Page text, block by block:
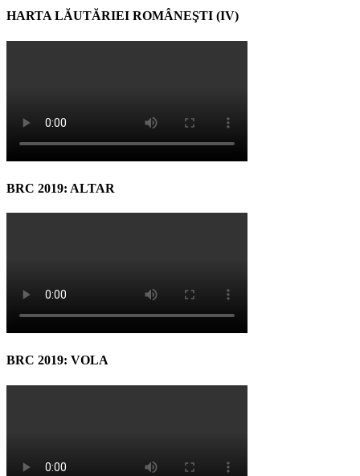
HARTA LĂUTĂRIEI ROMÂNEŞTI (IV)
BRC 2019: ALTAR
BRC 2019: VOLA